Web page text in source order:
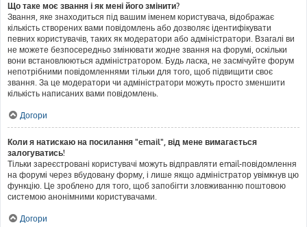
Що таке моє звання і як мені його змінити?
Звання, яке знаходиться під вашим іменем користувача, відображає
кількість створених вами повідомлень або дозволяє ідентифікувати
певних користувачів, таких як модератори або адміністратори. Взагалі ви
не можете безпосередньо змінювати жодне звання на форумі, оскільки
вони встановлюються адміністратором. Будь ласка, не засмічуйте форум
непотрібними повідомленнями тільки для того, щоб підвищити своє
звання. За це модератори чи адміністратори можуть просто зменшити
кількість написаних вами повідомлень.
Догори
Коли я натискаю на посилання "email", від мене вимагається
залогуватись!
Тільки зареєстровані користувачі можуть відправляти email-повідомлення
на форумі через вбудовану форму, і лише якщо адміністратор увімкнув цю
функцію. Це зроблено для того, щоб запобігти зловживанню поштовою
системою анонімними користувачами.
Догори